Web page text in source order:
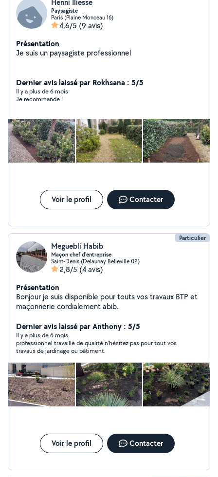
Henni Iliesse
Paysagiste
Paris (Plaine Monceau 16)
4,6/5 (9 avis)
Présentation
Je suis un paysagiste professionnel
Dernier avis laissé par Rokhsana : 5/5
Il y a plus de 6 mois
Je recommande !
Voir le profil Contacter
Particulier
Meguebli Habib
Maçon chef d'entreprise
Saint-Denis (Delaunay Belleville 02)
2,8/5 (4 avis)
Présentation
Bonjour je suis disponible pour touts vos travaux BTP et
maçonnerie cordialement abib.
Dernier avis laissé par Anthony : 5/5
Il y a plus de 6 mois
professionnel travaille de qualité n'hésitez pas pour tout vos
travaux de jardinage ou bâtiment.
Voir le profil Contacter